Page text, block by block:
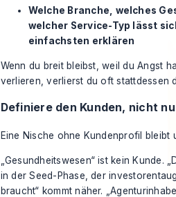
Welche Branche, welches
welcher Service-Typ lässt
einfachsten erklären
Wenn du breit bleibst, weil du Angst
verlieren, verlierst du oft stattdessen
Definiere den Kunden, nicht
Eine Nische ohne Kundenprofil bleibt
„Gesundheitswesen“ ist kein Kunde.
in der Seed-Phase, der
braucht“ kommt näher.